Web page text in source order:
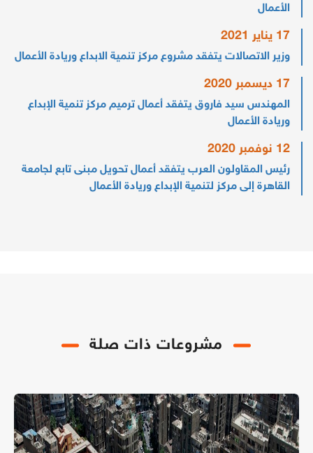
الأعمال
17 يناير 2021
وزير الاتصالات يتفقد مشروع مركز تنمية الابداع وريادة الأعمال
17 ديسمبر 2020
المهندس سيد فاروق يتفقد أعمال ترميم مركز تنمية الإبداع
وريادة الأعمال
12 نوفمبر 2020
رئيس المقاولون العرب يتفقد أعمال تحويل مبنى تابع لجامعة
القاهرة إلى مركز لتنمية الإبداع وريادة الأعمال
مشروعات ذات صلة